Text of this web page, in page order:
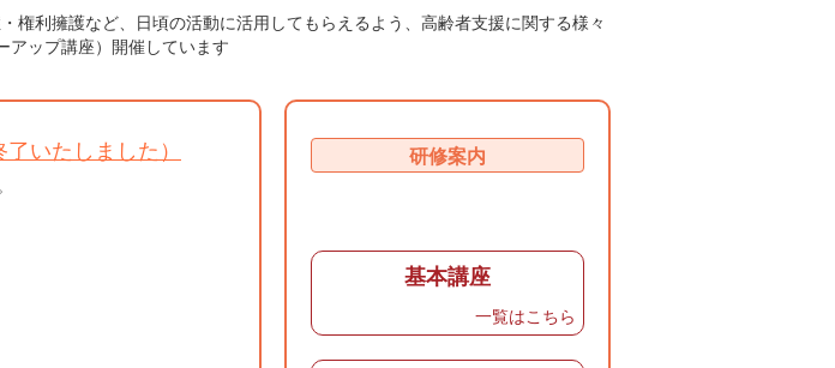
利擁護など、日頃の活動に活用してもらえるよう、高齢者支援に関する様々
アップ講座）開催しています
いたしました） 研修案内
基本講座
一覧はこちら